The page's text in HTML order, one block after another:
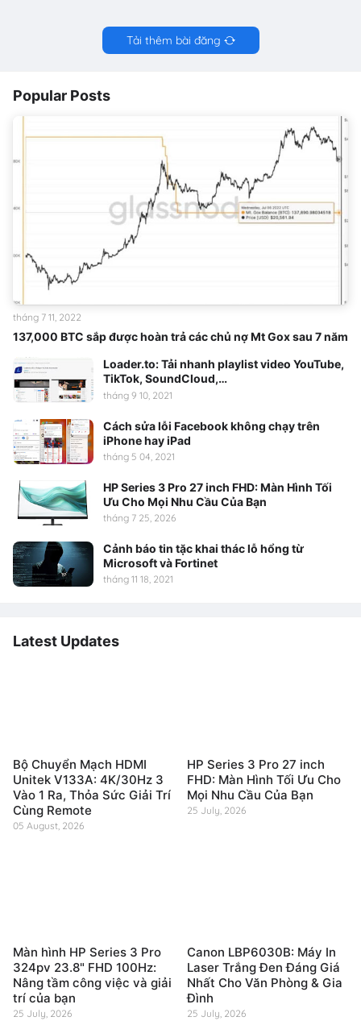
Tải thêm bài đăng
Popular Posts
137,000 BTC sắp được hoàn trả các chủ nợ Mt Gox sau 7 năm
tháng 7 11, 2022
Loader.to: Tải nhanh playlist video YouTube,
TikTok, SoundCloud,…
tháng 9 10, 2021
Cách sửa lỗi Facebook không chạy trên
iPhone hay iPad
tháng 5 04, 2021
HP Series 3 Pro 27 inch FHD: Màn Hình Tối
Ưu Cho Mọi Nhu Cầu Của Bạn
tháng 7 25, 2026
Cảnh báo tin tặc khai thác lỗ hổng từ
Microsoft và Fortinet
tháng 11 18, 2021
Latest Updates
Bộ Chuyển Mạch HDMI
Unitek V133A: 4K/30Hz 3
Vào 1 Ra, Thỏa Sức Giải Trí
Cùng Remote
05 August, 2026
HP Series 3 Pro 27 inch
FHD: Màn Hình Tối Ưu Cho
Mọi Nhu Cầu Của Bạn
25 July, 2026
Màn hình HP Series 3 Pro
324pv 23.8" FHD 100Hz:
Nâng tầm công việc và giải
trí của bạn
25 July, 2026
Canon LBP6030B: Máy In
Laser Trắng Đen Đáng Giá
Nhất Cho Văn Phòng & Gia
Đình
25 July, 2026